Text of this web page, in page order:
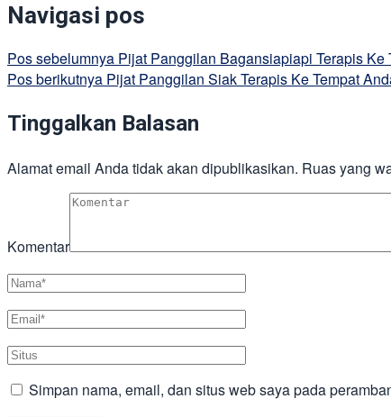
Navigasi pos
Pos sebelumnya Pijat Panggilan Bagansiapiapi Terapis
Pos berikutnya Pijat Panggilan Siak Terapis Ke Tempat
Tinggalkan Balasan
Alamat email Anda tidak akan dipublikasikan. Ruas yang
Komentar
Simpan nama, email, dan situs web saya pada